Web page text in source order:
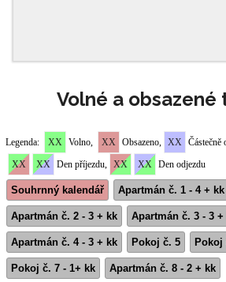
Volné a obsazené